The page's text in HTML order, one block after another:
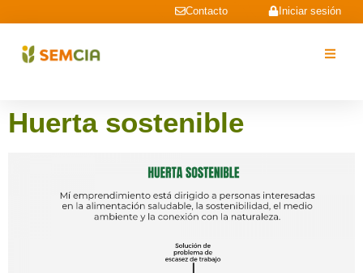
Iniciar sesión
Contacto
Huerta sostenible